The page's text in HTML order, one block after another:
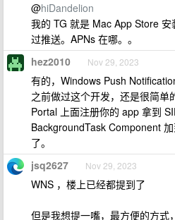
@hiDandelion
我的 TG 就是 Mac App Store
过推送。APNs 在哪。。
hez2010 Nov 29, 2023
有的，Windows Push
之前做过这个开发，还是很简
Portal 上面注册你的 app 拿到
BackgroundTask Component
了。
jsq2627 Nov 29, 2023
WNS ，楼上已经都提到了
但是我想提一嘴，最方便的方式